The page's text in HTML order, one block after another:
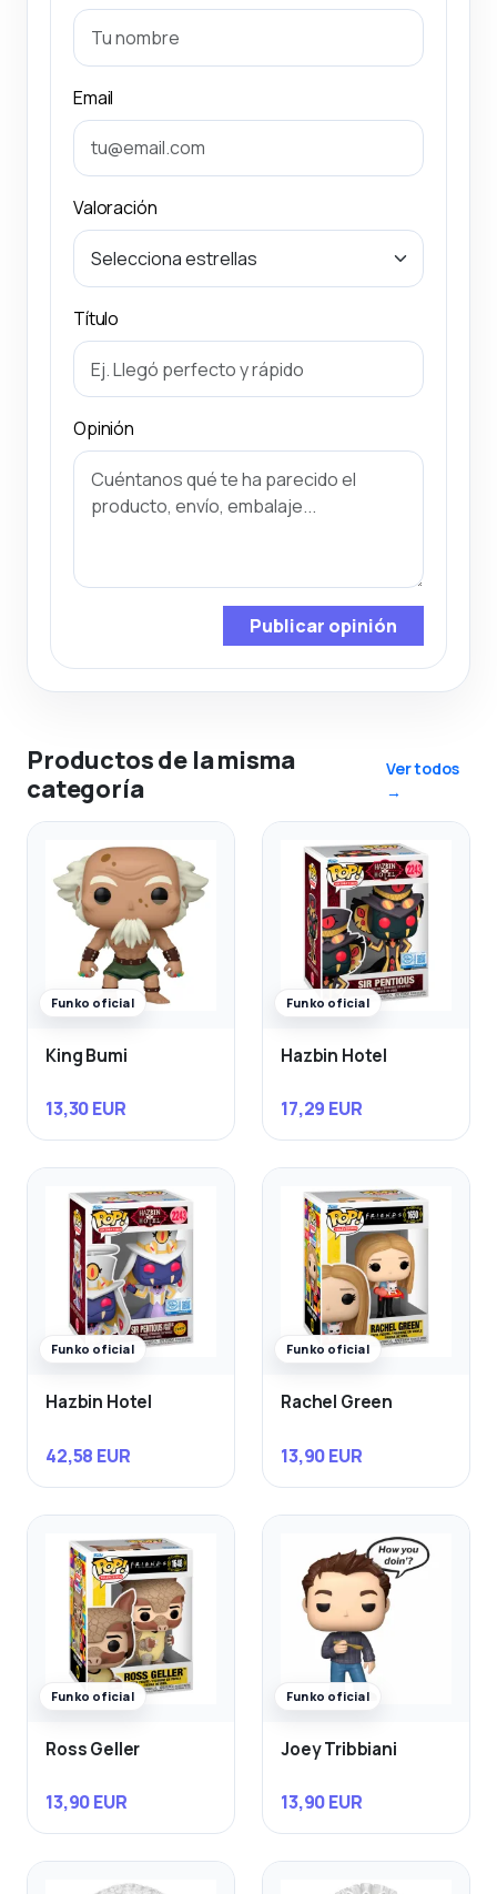
Email
Valoración
Título
Opinión
Publicar opinión
Productos de la misma
categoría
Ver todos
→
Funko oficial
King Bumi
13,30 EUR
Funko oficial
Hazbin Hotel
17,29 EUR
Funko oficial
Hazbin Hotel
42,58 EUR
Funko oficial
Rachel Green
13,90 EUR
Funko oficial
Ross Geller
13,90 EUR
Funko oficial
Joey Tribbiani
13,90 EUR